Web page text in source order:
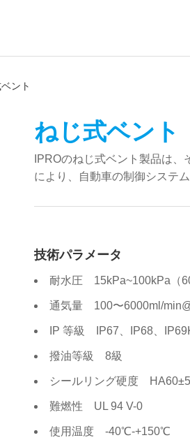
ント
ねじ式ベント
IPROのねじ式ベント製品は
により、自動車の制御システ
技術パラメータ
耐水圧 15kPa~100kPa（
通気量 100〜6000ml/
IP 等級 IP67、IP68、
撥油等級 8級
シールリング硬度 HA60±5
難燃性 UL 94 V-0
使用温度 -40℃-+150℃